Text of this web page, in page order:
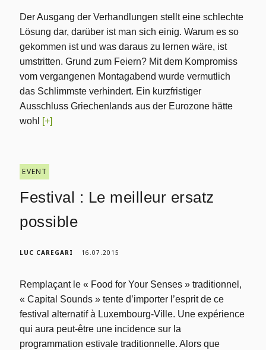
Der Ausgang der Verhandlungen stellt eine schlechte
Lösung dar, darüber ist man sich einig. Warum es so
gekommen ist und was daraus zu lernen wäre, ist
umstritten. Grund zum Feiern? Mit dem Kompromiss
vom vergangenen Montagabend wurde vermutlich
das Schlimmste verhindert. Ein kurzfristiger
Ausschluss Griechenlands aus der Eurozone hätte
wohl [+]
EVENT
Festival : Le meilleur ersatz
possible
LUC CAREGARI 16.07.2015
Remplaçant le « Food for Your Senses » traditionnel,
« Capital Sounds » tente d’importer l’esprit de ce
festival alternatif à Luxembourg-Ville. Une expérience
qui aura peut-être une incidence sur la
programmation estivale traditionnelle. Alors que